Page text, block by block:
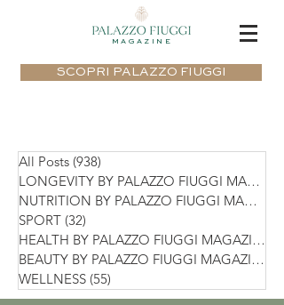
MAGAZINE
SCOPRI PALAZZO FIUGGI
All Posts (938)
LONGEVITY BY PALAZZO FIUGGI MAGAZIN
NUTRITION BY PALAZZO FIUGGI MAGAZIN
SPORT (32)
HEALTH BY PALAZZO FIUGGI MAGAZINE
BEAUTY BY PALAZZO FIUGGI MAGAZINE
WELLNESS (55)